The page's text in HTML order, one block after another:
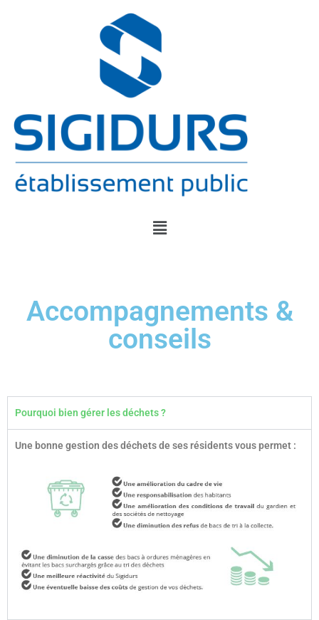
Accompagnements &
conseils
Pourquoi bien gérer les déchets ?
Une bonne gestion des déchets de ses résidents vous permet :